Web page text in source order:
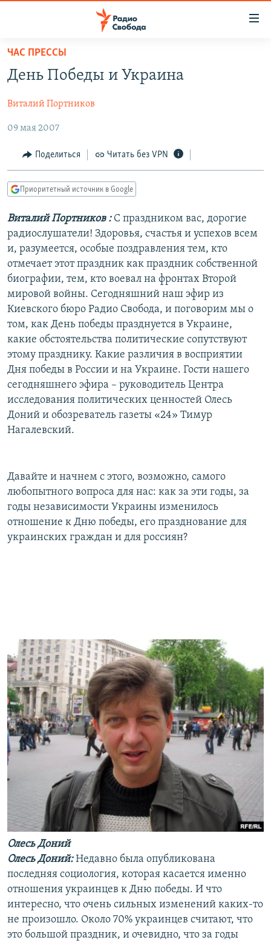
упрощенного
доступа
содержанию
Вернутся
главной
навигации
поиску
ПОДКАСТЫ
АВТОРСКИЕ ПРОЕКТЫ
ЦИТАТЫ СВОБОДЫ
МНЕНИЯ
КУЛЬТУРА
IDEL.РЕАЛИИ
КАВКАЗ.РЕАЛИИ
СЕВЕР.РЕАЛИИ
СИБИРЬ.РЕАЛИИ
РАСПИСАНИЕ ВЕЩАНИЯ
ПОДПИШИТЕСЬ НА РАССЫЛКУ
СОЦИАЛЬНЫЕ СЕТИ
Все сайты РСЕ/РС
ЧАС ПРЕССЫ
День Победы и Украина
Виталий Портников
09 мая 2007
Поделиться Читать без VPN
Приоритетный источник в Google
Виталий Портников : С праздником вас, дорогие
радиослушатели! Здоровья, счастья и успехов всем
и, разумеется, особые поздравления тем, кто
отмечает этот праздник как праздник собственной
биографии, тем, кто воевал на фронтах Второй
мировой войны. Сегодняшний наш эфир из
Киевского бюро Радио Свобода, и поговорим мы о
том, как День победы празднуется в Украине,
какие обстоятельства политические сопутствуют
этому празднику. Какие различия в восприятии
Дня победы в России и на Украине. Гости нашего
сегодняшнего эфира – руководитель Центра
исследования политических ценностей Олесь
Доний и обозреватель газеты «24» Тимур
Нагалевский.
Давайте и начнем с этого, возможно, самого
любопытного вопроса для нас: как за эти годы, за
годы независимости Украины изменилось
отношение к Дню победы, его празднование для
украинских граждан и для россиян?
Олесь Доний
Олесь Доний: Недавно была опубликована
последняя социология, которая касается именно
отношения украинцев к Дню победы. И что
интересно, что очень сильных изменений каких-то
не произошло. Около 70% украинцев считают, что
это большой праздник, и очевидно, что за годы